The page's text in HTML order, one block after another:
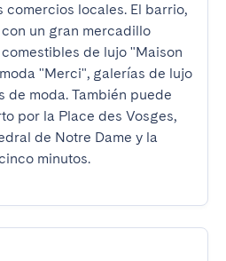
comercios locales. El barrio,
un gran mercadillo
de lujo "Maison
"Merci", galerías de lujo
de moda. También puede
por la Place des Vosges,
de Notre Dame y la
minutos.